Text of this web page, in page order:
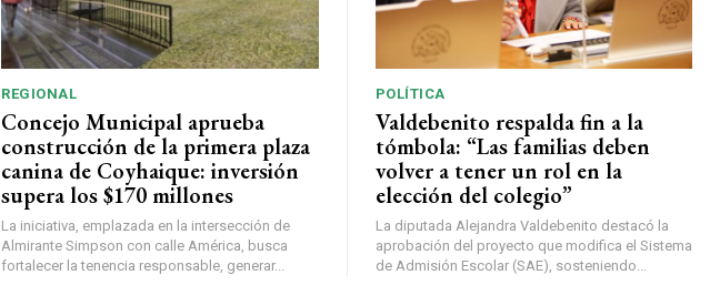
REGIONAL
Concejo Municipal aprueba
construcción de la primera plaza
canina de Coyhaique: inversión
supera los $170 millones
La iniciativa, emplazada en la intersección de
Almirante Simpson con calle América, busca
fortalecer la tenencia responsable, generar...
POLÍTICA
Valdebenito respalda fin a la
tómbola: “Las familias deben
volver a tener un rol en la
elección del colegio”
La diputada Alejandra Valdebenito destacó la
aprobación del proyecto que modifica el Sistema
de Admisión Escolar (SAE), sosteniendo...